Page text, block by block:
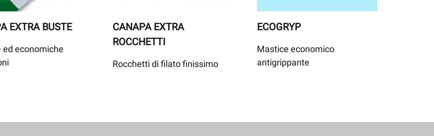
EXTRA BUSTE
ed economiche
CANAPA EXTRA
ROCCHETTI
Rocchetti di filato finissimo
ECOGRYP
Mastice economico
antigrippante